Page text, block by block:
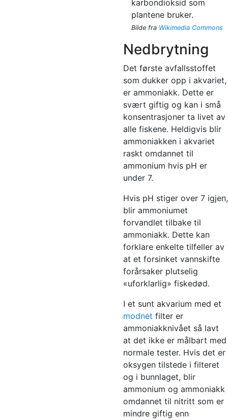
karbondioksid som
plantene bruker.
Bilde fra Wikimedia Commons
Nedbrytning
Det første avfallsstoffet
som dukker opp i akvariet,
er ammoniakk. Dette er
svært giftig og kan i små
konsentrasjoner ta livet av
alle fiskene. Heldigvis blir
ammoniakken i akvariet
raskt omdannet til
ammonium hvis pH er
under 7.
Hvis pH stiger over 7 igjen,
blir ammoniumet
forvandlet tilbake til
ammoniakk. Dette kan
forklare enkelte tilfeller av
at et forsinket vannskifte
forårsaker plutselig
«uforklarlig» fiskedød.
I et sunt akvarium med et
modnet filter er
ammoniakknivået så lavt
at det ikke er målbart med
normale tester. Hvis det er
oksygen tilstede i filteret
og i bunnlaget, blir
ammonium og ammoniakk
omdannet til nitritt som er
mindre giftig enn